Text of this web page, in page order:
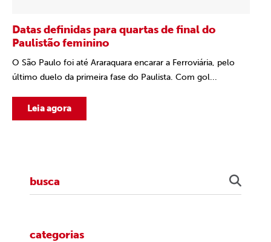
Datas definidas para quartas de final do
Paulistão feminino
O São Paulo foi até Araraquara encarar a Ferroviária, pelo
último duelo da primeira fase do Paulista. Com gol...
Leia agora
categorias